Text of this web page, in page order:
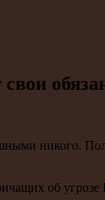
никого.
об